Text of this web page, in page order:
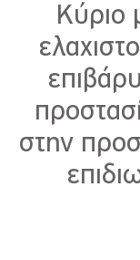
Κύριο
στην